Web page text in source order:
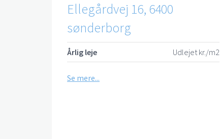
Ellegårdvej 16, 6400
sønderborg
Årlig leje Udlejet kr./m2
Se mere...